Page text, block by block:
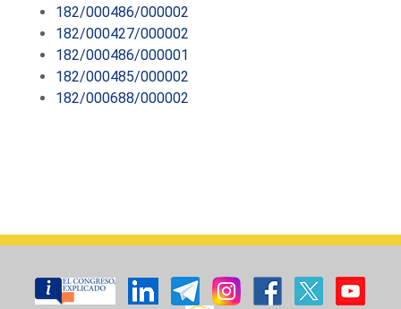
182/000486/000002
182/000427/000002
182/000486/000001
182/000485/000002
182/000688/000002